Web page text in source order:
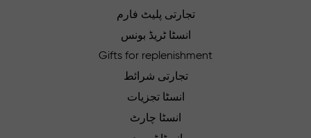
تجارتی پلیٹ فارم
انسٹا ٹریڈ بونس
Gifts for replenishment
تجارتی شرائط
انسٹا تجزیات
انسٹا چارٹ